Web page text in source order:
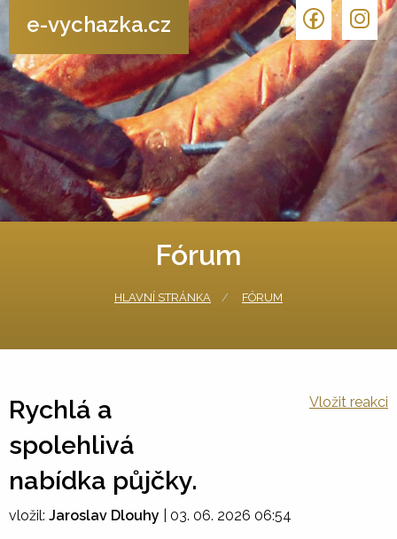
e-vychazka.cz
Fórum
HLAVNÍ STRÁNKA FÓRUM
Rychlá a
spolehlivá
nabídka půjčky.
Vložit reakci
vložil: Jaroslav Dlouhy 03. 06. 2026 06:54